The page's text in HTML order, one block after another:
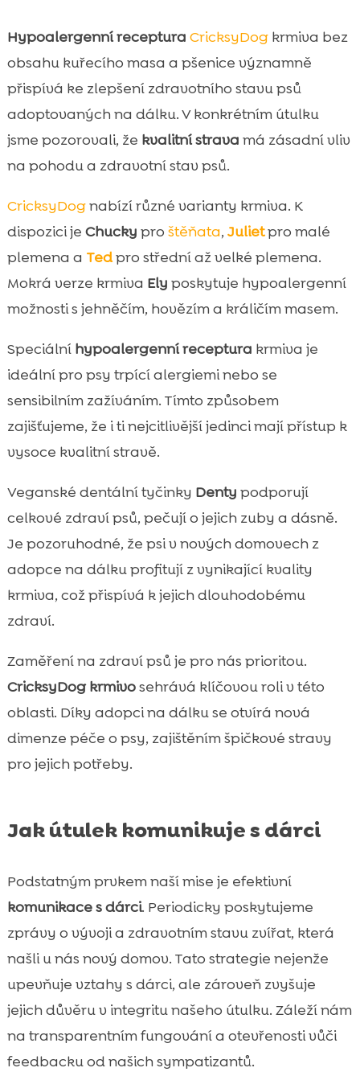
Hypoalergenní receptura CricksyDogkrmiva bez
obsahu kuřecího masa a pšenice významně
přispívá ke zlepšení zdravotního stavu psů
adoptovaných na dálku. V konkrétním útulku
jsme pozorovali, že kvalitní strava má zásadní vliv
na pohodu a zdravotní stav psů.
CricksyDognabízí různé varianty krmiva. K
dispozici je Chucky pro štěňata, Julietpro malé
plemena a Tedpro střední až velké plemena.
Mokrá verze krmiva Ely poskytuje hypoalergenní
možnosti s jehněčím, hovězím a králičím masem.
Speciální hypoalergenní receptura krmiva je
ideální pro psy trpící alergiemi nebo se
sensibilním zažíváním. Tímto způsobem
zajišťujeme, že i ti nejcitlivější jedinci mají přístup k
vysoce kvalitní stravě.
Veganské dentální tyčinky Denty podporují
celkové zdraví psů, pečují o jejich zuby a dásně.
Je pozoruhodné, že psi v nových domovech z
adopce na dálku profitují z vynikající kvality
krmiva, což přispívá k jejich dlouhodobému
zdraví.
Zaměření na zdraví psů je pro nás prioritou.
CricksyDog krmivosehrává klíčovou roli v této
oblasti. Díky adopci na dálku se otvírá nová
dimenze péče o psy, zajištěním špičkové stravy
pro jejich potřeby.
Jak útulek komunikuje s dárci
Podstatným prvkem naší mise je efektivní
komunikace s dárci. Periodicky poskytujeme
zprávy o vývoji a zdravotním stavu zvířat, která
našli u nás nový domov. Tato strategie nejenže
upevňuje vztahy s dárci, ale zároveň zvyšuje
jejich důvěru v integritu našeho útulku. Záleží nám
na transparentním fungování a otevřenosti vůči
feedbacku od našich sympatizantů.